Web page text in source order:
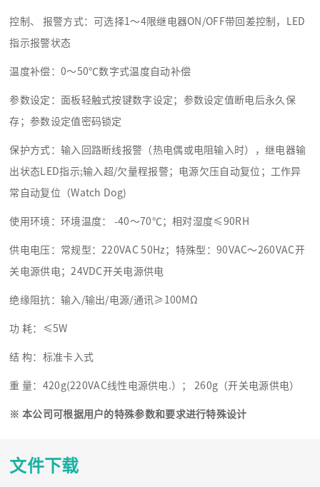
控制、 报警方式：可选择1～4限继电器ON/OFF带回差控制，LED
指示报警状态
温度补偿：0～50℃数字式温度自动补偿
参数设定：面板轻触式按键数字设定；参数设定值断电后永久保
存；参数设定值密码锁定
保护方式：输入回路断线报警（热电偶或电阻输入时），继电器输
出状态LED指示;输入超/欠量程报警；电源欠压自动复位；工作异
常自动复位（Watch Dog)
使用环境：环境温度： -40～70℃；相对湿度≤90RH
供电电压：常规型：220VAC 50Hz；特殊型：90VAC～260VAC开
关电源供电；24VDC开关电源供电
绝缘阻抗：输入/输出/电源/通讯≥100MΩ
功 耗：≤5W
结 构：标准卡入式
重 量：420g(220VAC线性电源供电.）； 260g（开关电源供电）
※本公司可根据用户的特殊参数和要求进行特殊设计
文件下载